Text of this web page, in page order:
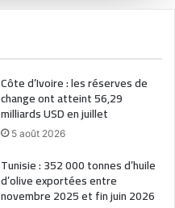
Côte d’Ivoire : les réserves de
change ont atteint 56,29
milliards USD en juillet
5 août 2026
Tunisie : 352 000 tonnes d’huile
d’olive exportées entre
novembre 2025 et fin juin 2026